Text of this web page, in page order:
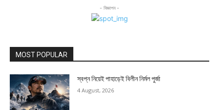
- বিজ্ঞাপন -
MOST POPULAR
স্বপ্ন নিয়েই পাহাড়েই বিলীন নির্মল পুর্জা
4 August, 2026